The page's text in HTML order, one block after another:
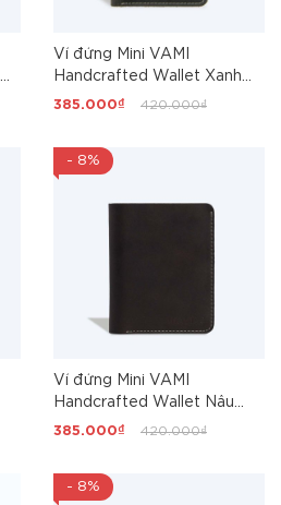
Ví đứng Mini VAMI
Handcrafted Wallet Xanh
Rêu
385.000₫ 420.000₫
- 8%
Ví đứng Mini VAMI
Handcrafted Wallet Nâu
Đen
385.000₫ 420.000₫
- 8%